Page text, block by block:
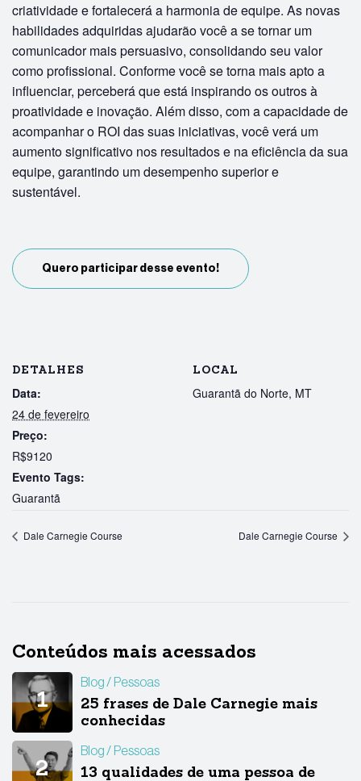
criatividade e fortalecerá a harmonia de equipe. As novas
habilidades adquiridas ajudarão você a se tornar um
comunicador mais persuasivo, consolidando seu valor
como profissional. Conforme você se torna mais apto a
influenciar, perceberá que está inspirando os outros à
proatividade e inovação. Além disso, com a capacidade de
acompanhar o ROI das suas iniciativas, você verá um
aumento significativo nos resultados e na eficiência da sua
equipe, garantindo um desempenho superior e
sustentável.
Quero participar desse evento!
DETALHES
Data:
24 de fevereiro
Preço:
R$9120
Evento Tags:
Guarantã
LOCAL
Guarantã do Norte, MT
Dale Carnegie Course Dale Carnegie Course
Conteúdos mais acessados
Blog Pessoas
25 frases de Dale Carnegie mais
conhecidas
Blog Pessoas
13 qualidades de uma pessoa de